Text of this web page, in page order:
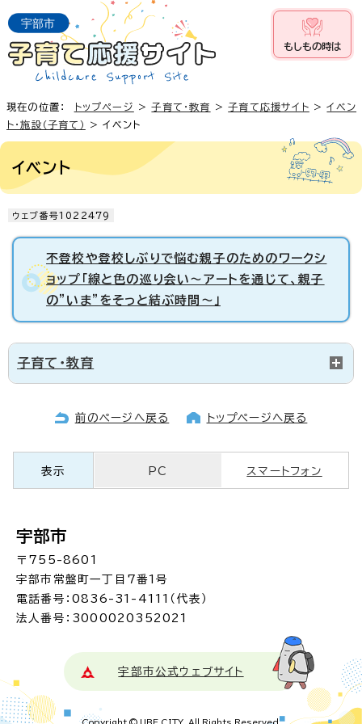
もしもの時は
現在の位置： トップページ >子育て・教育 >子育て応援サイト >イベン
ト・施設（子育て）
> イベント
イベント
ウェブ番号1022479
不登校や登校しぶりで悩む親子のためのワークシ
ョップ「線と色の巡り会い～アートを通じて、親子
の"いま"をそっと結ぶ時間～」
子育て・教育
前のページへ戻る トップページへ戻る
表示 PC スマートフォン
宇部市
〒755-8601
宇部市常盤町一丁目7番1号
電話番号：0836-31-4111（代表）
法人番号：3000020352021
宇部市公式ウェブサイト